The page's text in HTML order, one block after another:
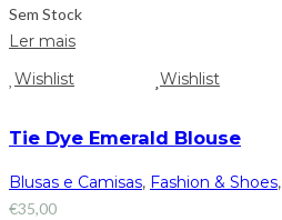
Sem Stock
Ler mais
Wishlist
Wishlist
Tie Dye Emerald Blouse
Blusas e Camisas, Fashion & Shoes,
€35,00